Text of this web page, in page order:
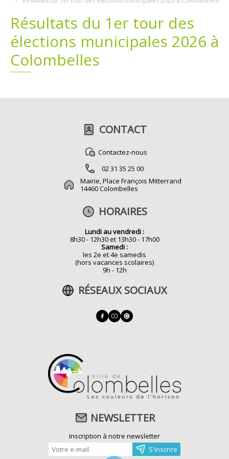
Résultats du 1er tour des
élections municipales 2026 à
Colombelles
CONTACT
Contactez-nous
02 31 35 25 00
Mairie, Place François Mitterrand
14460 Colombelles
HORAIRES
Lundi au vendredi :
8h30 - 12h30 et 13h30 - 17h00
Samedi :
les 2e et 4e samedis
(hors vacances scolaires)
9h - 12h
RÉSEAUX SOCIAUX
NEWSLETTER
Inscription à notre newsletter
Plans
Demandes légales
Emploi
Marchés publics
Grands projets